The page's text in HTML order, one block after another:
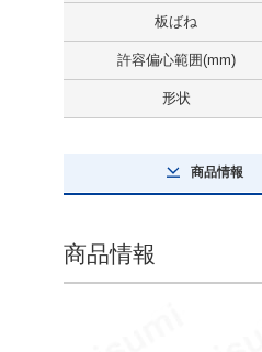
板ばね
許容偏心範囲(mm)
形状
商品情報
商品情報